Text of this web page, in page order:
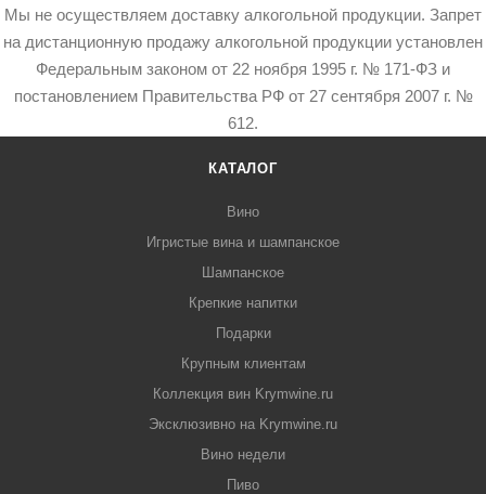
Мы не осуществляем доставку алкогольной продукции. Запрет
на дистанционную продажу алкогольной продукции установлен
Федеральным законом от 22 ноября 1995 г. № 171-ФЗ и
постановлением Правительства РФ от 27 сентября 2007 г. №
612.
КАТАЛОГ
Вино
Игристые вина и шампанское
Шампанское
Крепкие напитки
Подарки
Крупным клиентам
Коллекция вин Krymwine.ru
Эксклюзивно на Krymwine.ru
Вино недели
Пиво